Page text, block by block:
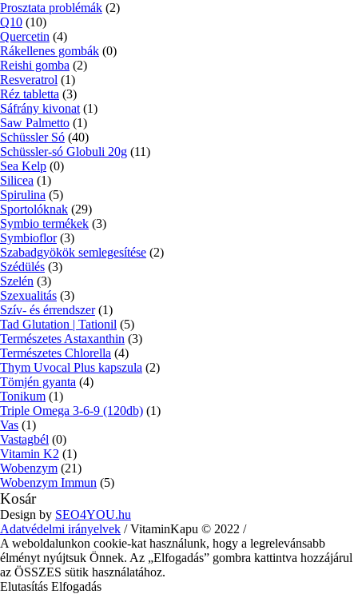
Prosztata problémák (2)
Q10 (10)
Quercetin (4)
Rákellenes gombák (0)
Reishi gomba (2)
Resveratrol (1)
Réz tabletta (3)
Sáfrány kivonat (1)
Saw Palmetto (1)
Schüssler Só (40)
Schüssler-só Globuli 20g (11)
Sea Kelp (0)
Silicea (1)
Spirulina (5)
Sportolóknak (29)
Symbio termékek (3)
Symbioflor (3)
Szabadgyökök semlegesítése (2)
Szédülés (3)
Szelén (3)
Szexualitás (3)
Szív- és érrendszer (1)
Tad Glutation | Tationil (5)
Természetes Astaxanthin (3)
Természetes Chlorella (4)
Thym Uvocal Plus kapszula (2)
Tömjén gyanta (4)
Tonikum (1)
Triple Omega 3-6-9 (120db) (1)
Vas (1)
Vastagbél (0)
Vitamin K2 (1)
Wobenzym (21)
Wobenzym Immun (5)
Kosár
Design by SEO4YOU.hu
Adatvédelmi irányelvek / VitaminKapu © 2022 /
A weboldalunkon cookie-kat használunk, hogy a legrelevánsabb
élményt nyújtsuk Önnek. Az „Elfogadás” gombra kattintva hozzájárul
az ÖSSZES sütik használatához.
Elutasítás Elfogadás